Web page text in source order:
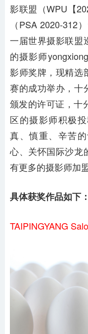
影联盟（WPU【
（PSA 2020-312
一届世界摄影联盟
的摄影师
影师奖牌，现精选
赛的成功举办，十
颁发的许可证，十
区的摄影师积极
真、慎重、辛苦
心、关怀国际沙龙
有更多的摄影师加盟
具体获奖作品如下：
TAIPINGYANG